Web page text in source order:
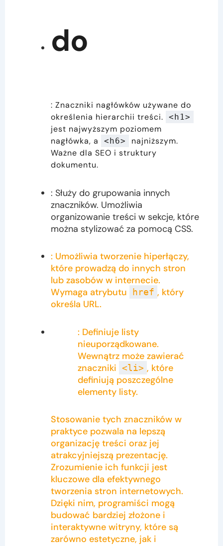
do
: Znaczniki nagłówków używane do
określenia hierarchii treści.
<h1>
jest najwyższym poziomem
nagłówka, a
<h6>
najniższym.
Ważne dla SEO i struktury
dokumentu.
: Służy do grupowania innych
znaczników. Umożliwia
organizowanie treści w sekcje, które
można stylizować za pomocą CSS.
: Umożliwia tworzenie hiperłączy,
które prowadzą do innych stron
lub zasobów w internecie.
Wymaga atrybutu
href , który
określa URL.
: Definiuje listy
nieuporządkowane.
Wewnątrz może zawierać
znaczniki <li> , które
definiują poszczególne
elementy listy.
Stosowanie tych znaczników w
praktyce pozwala na lepszą
organizację treści oraz jej
atrakcyjniejszą prezentację.
Zrozumienie ich funkcji jest
kluczowe dla efektywnego
tworzenia stron internetowych.
Dzięki nim, programiści mogą
budować bardziej złożone i
interaktywne witryny, które są
zarówno estetyczne, jak i